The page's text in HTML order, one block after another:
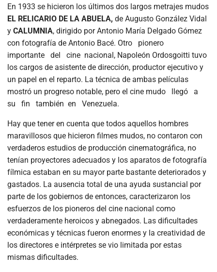
En 1933 se hicieron los últimos dos largos metrajes mudos
EL RELICARIO DE LA ABUELA, de Augusto González Vidal
y CALUMNIA, dirigido por Antonio María Delgado Gómez
con fotografía de Antonio Bacé. Otro pionero
importante del cine nacional, Napoleón Ordosgoitti tuvo
los cargos de asistente de dirección, productor ejecutivo y
un papel en el reparto. La técnica de ambas películas
mostró un progreso notable, pero el cine mudo llegó a
su fin también en Venezuela.
Hay que tener en cuenta que todos aquellos hombres
maravillosos que hicieron filmes mudos, no contaron con
verdaderos estudios de producción cinematográfica, no
tenían proyectores adecuados y los aparatos de fotografía
fílmica estaban en su mayor parte bastante deteriorados y
gastados. La ausencia total de una ayuda sustancial por
parte de los gobiernos de entonces, caracterizaron los
esfuerzos de los pioneros del cine nacional como
verdaderamente heroicos y abnegados. Las dificultades
económicas y técnicas fueron enormes y la creatividad de
los directores e intérpretes se vio limitada por estas
mismas dificultades.